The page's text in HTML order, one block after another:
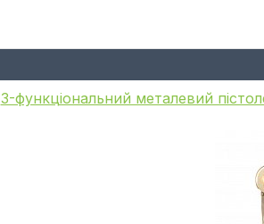
6-функціональний пістолет для